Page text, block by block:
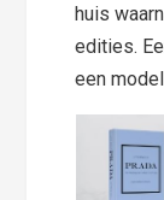
huis
edities.
een